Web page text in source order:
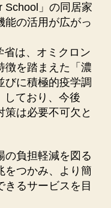
School」の同居家
能の活⽤が広がっ
省は、オミクロン
徴を踏まえた「濃
びに積極的疫学調
しており、今後
は必要不可⽋と
の負担軽減を図る
をつかみ、より簡
るサービスを⽬